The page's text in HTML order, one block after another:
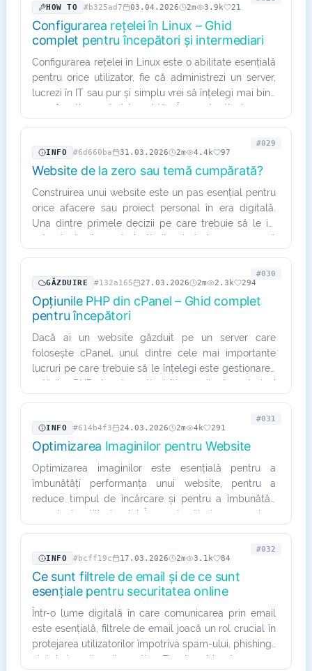
HOW TO
#b325ad7 03.04.2026 2m 3.9k 21
Configurarea rețelei în Linux – Ghid
complet pentru începători și intermediari
Configurarea rețelei în Linux este o abilitate esențială
pentru orice utilizator, fie că administrezi un server,
lucrezi în IT sau pur și simplu vrei să înțelegi mai bine
cum funcționează sistemul tău. În acest articol…
#029
INFO
#6d660ba 31.03.2026 2m 4.4k 97
Website de la zero sau temă cumpărată?
Construirea unui website este un pas esențial pentru
orice afacere sau proiect personal în era digitală.
Una dintre primele decizii pe care trebuie să le iei
este dacă să construiești site-ul de la zero sau să
#030
GĂZDUIRE
#132a165 27.03.2026 2m 2.3k 294
Opțiunile PHP din cPanel – Ghid complet
pentru începători
Dacă ai un website găzduit pe un server care
folosește cPanel, unul dintre cele mai importante
lucruri pe care trebuie să le înțelegi este gestionarea
setărilor PHP. Aceste opțiuni îți permit să controlezi
#031
INFO
#614b4f3 24.03.2026 2m 4k 291
Optimizarea Imaginilor pentru Website
Optimizarea imaginilor este esențială pentru a
îmbunătăți performanța unui website, pentru a
reduce timpul de încărcare și pentru a îmbunătăți
experiența utilizatorului. În acest articol, vom explora
#032
INFO
#bcff19c 17.03.2026 2m 3.1k 84
Ce sunt filtrele de email și de ce sunt
esențiale pentru securitatea online
Într-o lume digitală în care comunicarea prin email
este esențială, filtrele de email joacă un rol crucial în
protejarea utilizatorilor împotriva spam-ului, phishing-
ului și atacurilor cibernetice. Fie că vorbim despre…